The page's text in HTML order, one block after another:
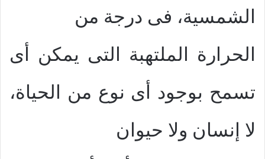
الشمسية، فى درجة من
الحرارة الملتهبة التى يمكن أى
تسمح بوجود أى نوع من الحياة،
لا إنسان ولا حيوان